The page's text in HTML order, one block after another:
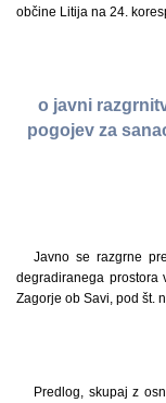
občine Litija na 24.
o javni
pogojev za
Javno se razgrne
degradiranega prostora
Zagorje ob Savi, pod št.
Predlog, skupaj z